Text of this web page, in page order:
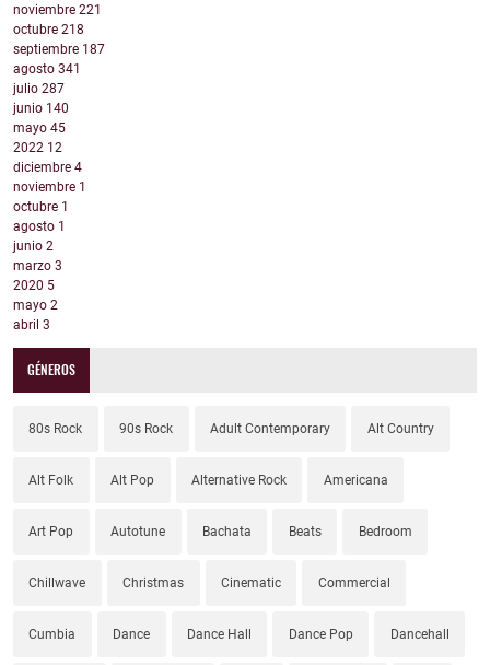
noviembre 221
octubre 218
septiembre 187
agosto 341
julio 287
junio 140
mayo 45
2022 12
diciembre 4
noviembre 1
octubre 1
agosto 1
junio 2
marzo 3
2020 5
mayo 2
abril 3
GÉNEROS
80s Rock 90s Rock Adult Contemporary Alt Country
Alt Folk Alt Pop Alternative Rock Americana
Art Pop Autotune Bachata Beats Bedroom
Chillwave Christmas Cinematic Commercial
Cumbia Dance Dance Hall Dance Pop Dancehall